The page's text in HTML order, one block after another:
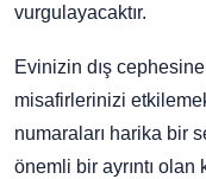
vurgulayacaktır.
Evinizin dış
misafirlerinizi
numaraları harika bir
önemli bir ayrıntı olan